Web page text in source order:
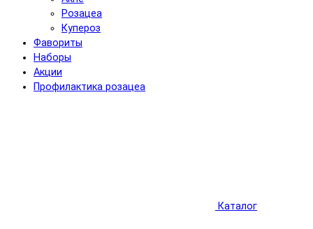
Розацеа
Купероз
Фавориты
Наборы
Акции
Профилактика розацеа
Каталог